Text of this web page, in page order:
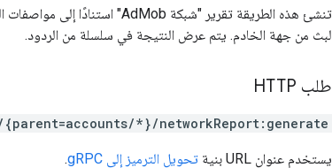
لبث من جهة الخادم. يتم عرض النتيجة في سلسلة من الردود.
طلب HTTP
*}/networkReport:generate
يستخدم عنوان URL بنية تحويل الترميز إلى gRPC .